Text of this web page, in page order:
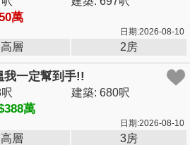
萬
日期:2026-08-10
高層 2房
我一定幫到手!!
建築: 680呎
萬
日期:2026-08-10
高層 3房